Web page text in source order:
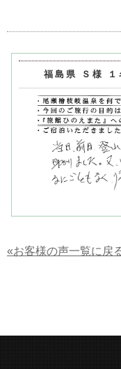
福島県 Ｓ様 １
«お客様の声一覧に戻